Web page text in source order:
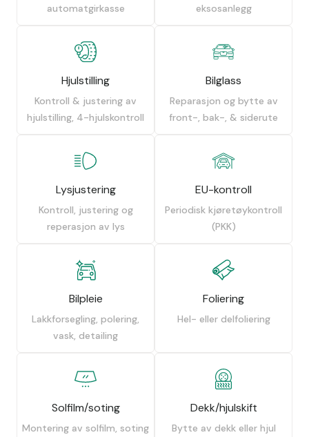
automatgirkasse
eksosanlegg
Hjulstilling
Kontroll & justering av
hjulstilling, 4-hjulskontroll
Bilglass
Reparasjon og bytte av
front-, bak-, & siderute
Lysjustering
Kontroll, justering og
reperasjon av lys
EU-kontroll
Periodisk kjøretøykontroll
(PKK)
Bilpleie
Lakkforsegling, polering,
vask, detailing
Foliering
Hel- eller delfoliering
Solfilm/soting
Montering av solfilm, soting
Dekk/hjulskift
Bytte av dekk eller hjul